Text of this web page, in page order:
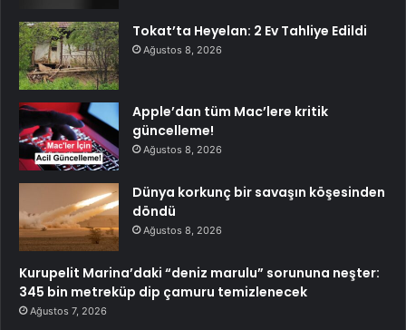
Tokat’ta Heyelan: 2 Ev Tahliye Edildi
Ağustos 8, 2026
Apple’dan tüm Mac’lere kritik
güncelleme!
Ağustos 8, 2026
Dünya korkunç bir savaşın köşesinden
döndü
Ağustos 8, 2026
Kurupelit Marina’daki “deniz marulu” sorununa neşter:
345 bin metreküp dip çamuru temizlenecek
Ağustos 7, 2026